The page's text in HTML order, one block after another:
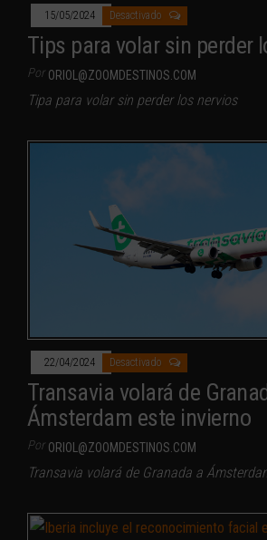
15/05/2024 Desactivado
Tips para volar sin perder
Por ORIOL@ZOOMDESTINOS.COM
Tipa para volar sin perder los nervios
22/04/2024 Desactivado
Transavia volará de
Ámsterdam este invierno
Por ORIOL@ZOOMDESTINOS.COM
Transavia volará de Granada a